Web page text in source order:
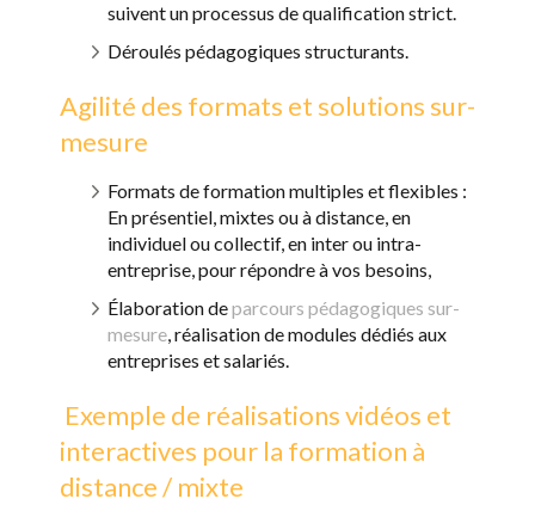
suivent un processus de qualification strict.
Déroulés pédagogiques structurants.
Agilité des formats et solutions sur-
mesure
Formats de formation multiples et flexibles :
En présentiel, mixtes ou à distance, en
individuel ou collectif, en inter ou intra-
entreprise, pour répondre à vos besoins,
Élaboration deparcours pédagogiques sur-
mesure, réalisation de modules dédiés aux
entreprises et salariés.
Exemple de réalisations vidéos et
interactives pour la formation à
distance / mixte